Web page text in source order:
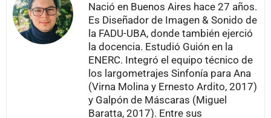
Nació en Buenos Aires hace 27 años.
Es Diseñador de Imagen & Sonido de
la FADU-UBA, donde también ejerció
la docencia. Estudió Guión en la
ENERC. Integró el equipo técnico de
los largometrajes Sinfonía para Ana
(Virna Molina y Ernesto Ardito, 2017)
y Galpón de Máscaras (Miguel
Baratta, 2017). Entre sus